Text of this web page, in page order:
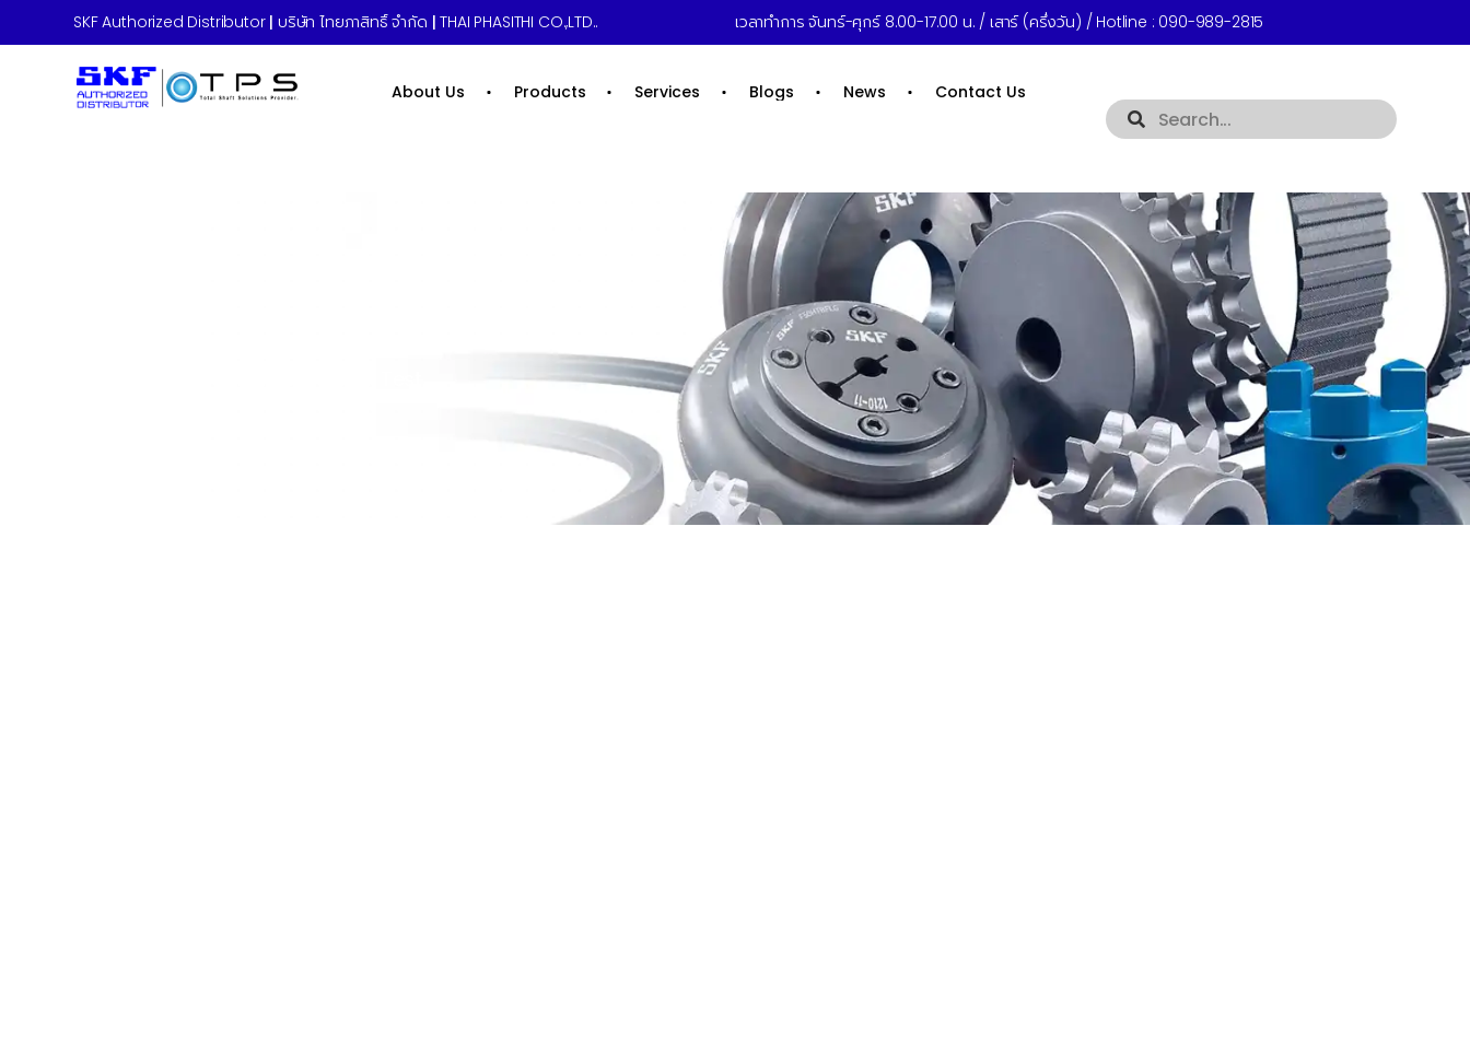
SKF Authorized Distributor | บริษัท ไทยภาสิทธิ์ จำกัด | THAI PHASITHI CO.,LTD.. เวลาทำการ จันทร์-ศุกร์ 8.00-17.00 น. / เสาร์ (ครึ่งวัน) / Hotline : 090-989-2815
About Us Products Services Blogs News Contact Us